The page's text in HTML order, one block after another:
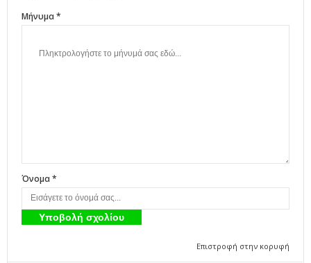
Μήνυμα *
Όνομα *
Επιστροφή στην κορυφή